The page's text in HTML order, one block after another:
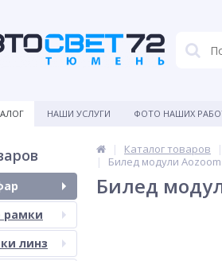
НАШИ УСЛУГИ ФОТО НАШИХ
рамки
линз
Каталог товаров
Билед модули
Билед